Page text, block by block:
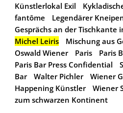
Künstlerlokal Exil
fantôme
Legendärer
Gesprächs an der Tischkante
Michel Leiris
Mischung aus
Oswald Wiener
Paris Paris
Paris Bar Press Confidential
Bar
Walter Pichler Wiener
Happening Künstler
Wiener
zum schwarzen Kontinent